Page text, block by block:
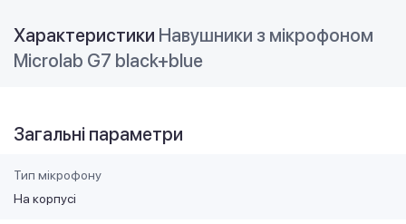
Характеристики Навушники з мікрофоном
Microlab G7 black+blue
Загальні параметри
Тип мікрофону
На корпусі